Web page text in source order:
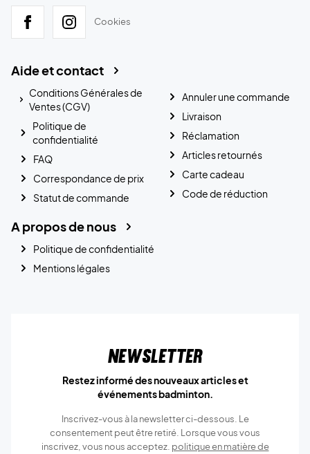
Cookies
Aide et contact
Conditions Générales de
Ventes (CGV)
Politique de
confidentialité
FAQ
Correspondance de prix
Statut de commande
Annuler une commande
Livraison
Réclamation
Articles retournés
Carte cadeau
Code de réduction
A propos de nous
Politique de confidentialité
Mentions légales
Newsletter
Restez informé des nouveaux articles et
événements badminton.
Inscrivez-vous à la newsletter ci-dessous. Le
consentement peut être retiré. Lorsque vous vous
inscrivez, vous nous acceptez. politique en matière de